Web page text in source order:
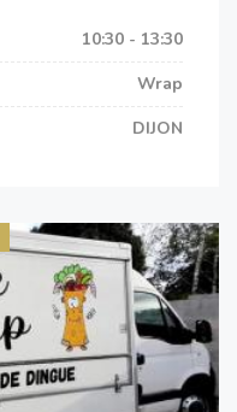
10:30 - 13:30
Wrap
DIJON